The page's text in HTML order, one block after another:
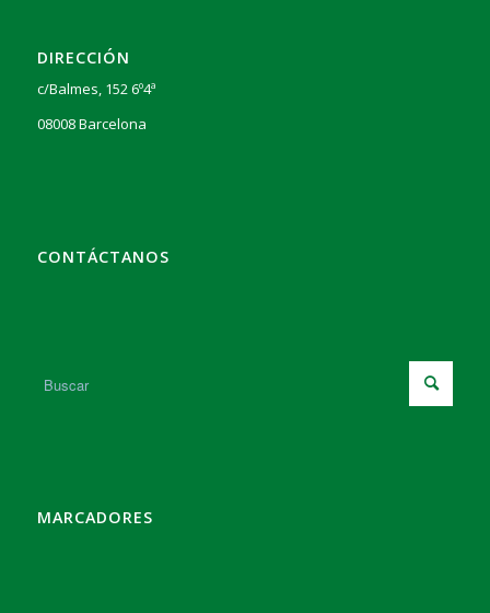
DIRECCIÓN
c/Balmes, 152 6º4ª
08008 Barcelona
CONTÁCTANOS
MARCADORES